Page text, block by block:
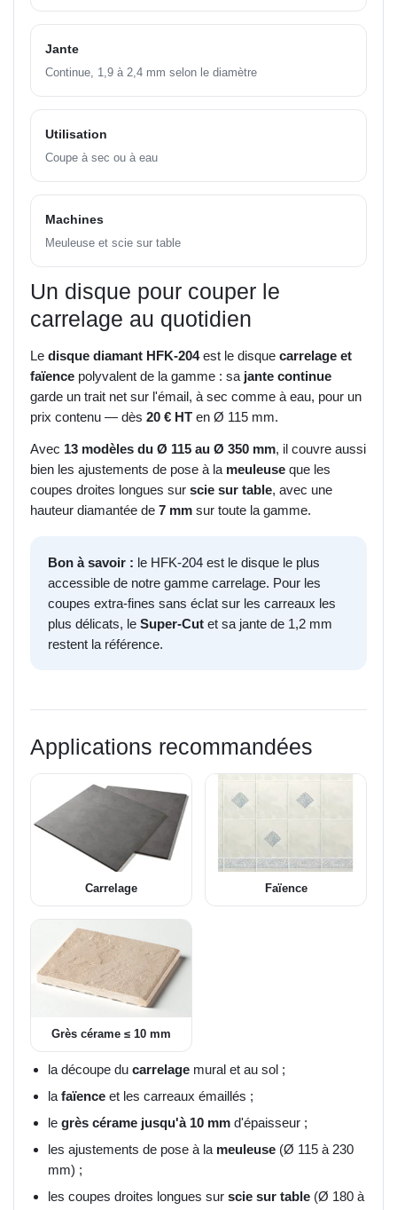
Jante
Continue, 1,9 à 2,4 mm selon le diamètre
Utilisation
Coupe à sec ou à eau
Machines
Meuleuse et scie sur table
Un disque pour couper le
carrelage au quotidien
Le disque diamant HFK-204est le disque carrelage et
faïence polyvalent de la gamme : sa jante continue
garde un trait net sur l'émail, à sec comme à eau, pour un
prix contenu — dès 20 € HT en Ø 115 mm.
Avec 13 modèles du Ø 115 au Ø 350 mm, il couvre aussi
bien les ajustements de pose à la meuleuse que les
coupes droites longues sur scie sur table, avec une
hauteur diamantée de 7 mm sur toute la gamme.
Bon à savoir : le HFK-204 est le disque le plus
accessible de notre gamme carrelage. Pour les
coupes extra-fines sans éclat sur les carreaux les
plus délicats, le Super-Cut et sa jante de 1,2 mm
restent la référence.
Applications recommandées
Carrelage Faïence
Grès cérame ≤ 10 mm
la découpe du carrelage mural et au sol ;
la faïence et les carreaux émaillés ;
le grès cérame jusqu'à 10 mm d'épaisseur ;
les ajustements de pose à la meuleuse (Ø 115 à 230
mm) ;
les coupes droites longues sur scie sur table (Ø 180 à